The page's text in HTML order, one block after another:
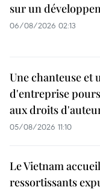
sur un
06/08/2026 02:13
Une chanteuse et
d'entreprise
aux droits
05/08/2026 11:10
Le Vietnam
ressortissants